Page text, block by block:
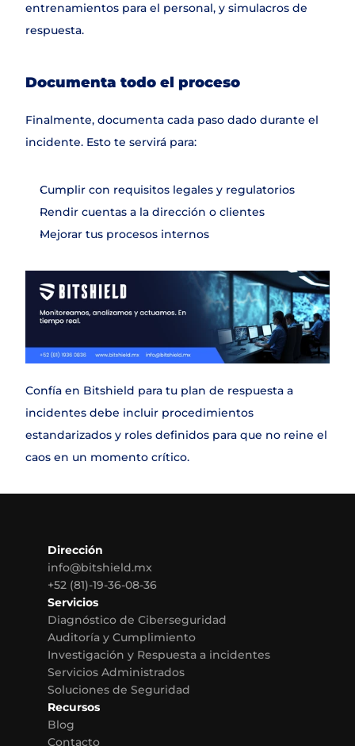
entrenamientos para el personal, y simulacros de
respuesta.
Documenta todo el proceso
Finalmente, documenta cada paso dado durante el
incidente. Esto te servirá para:
Cumplir con requisitos legales y regulatorios
Rendir cuentas a la dirección o clientes
Mejorar tus procesos internos
Confía en Bitshield para tu plan de respuesta a
incidentes debe incluir procedimientos
estandarizados y roles definidos para que no reine el
caos en un momento crítico.
Dirección
info@bitshield.mx
+52 (81)-19-36-08-36
Servicios
Diagnóstico de Ciberseguridad
Auditoría y Cumplimiento
Investigación y Respuesta a incidentes
Servicios Administrados
Soluciones de Seguridad
Recursos
Blog
Contacto